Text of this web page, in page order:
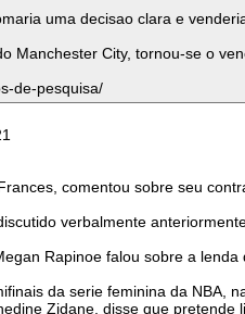
uma decisao clara e
Manchester City, tornou-se o
de-pesquisa/
comentou sobre seu
verbalmente
Rapinoe falou sobre a
da serie feminina da NBA,
Zidane, disse que